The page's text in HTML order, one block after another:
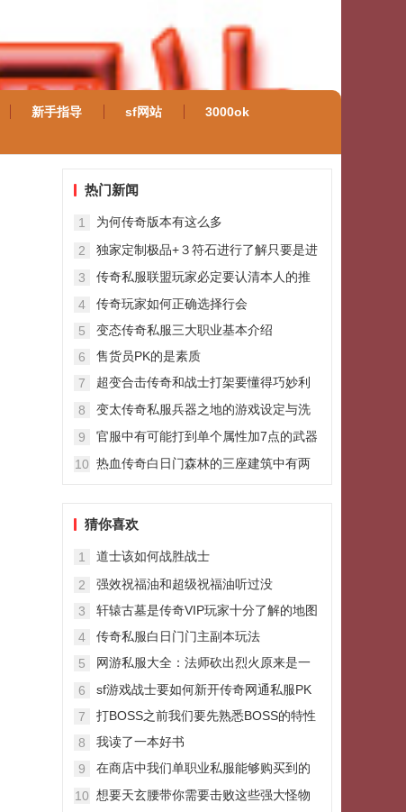
新手指导 sf网站
3000ok
热门新闻
1
为何传奇版本有这么多
2
独家定制极品+３符石进行了解只要是进
3
传奇私服联盟玩家必定要认清本人的推
4
传奇玩家如何正确选择行会
5
变态传奇私服三大职业基本介绍
6
售货员PK的是素质
7
超变合击传奇和战士打架要懂得巧妙利
8
变太传奇私服兵器之地的游戏设定与洗
9
官服中有可能打到单个属性加7点的武器
10 热血传奇白日门森林的三座建筑中有两
猜你喜欢
1
道士该如何战胜战士
2
强效祝福油和超级祝福油听过没
3
轩辕古墓是传奇VIP玩家十分了解的地图
4
传奇私服白日门门主副本玩法
5
网游私服大全：法师砍出烈火原来是一
6
sf游戏战士要如何新开传奇网通私服PK
7
打BOSS之前我们要先熟悉BOSS的特性
8
我读了一本好书
9
在商店中我们单职业私服能够购买到的
10 想要天玄腰带你需要击败这些强大怪物